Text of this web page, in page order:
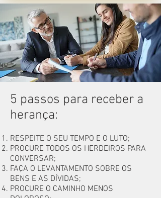
5 passos para receber a
herança:
RESPEITE O SEU TEMPO E O LUTO;
PROCURE TODOS OS HERDEIROS PARA
CONVERSAR;
FAÇA O LEVANTAMENTO SOBRE OS
BENS E AS DÍVIDAS;
PROCURE O CAMINHO MENOS